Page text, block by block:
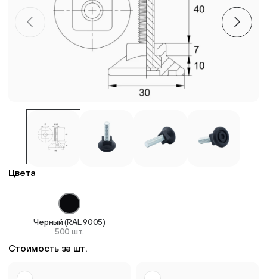
Цвета
Черный (RAL 9005)
500 шт.
Стоимость за шт.
Пластиковые столешницы для школьных парт
Комплектующие для мебели
Система выравнивания плитки
Дюбель